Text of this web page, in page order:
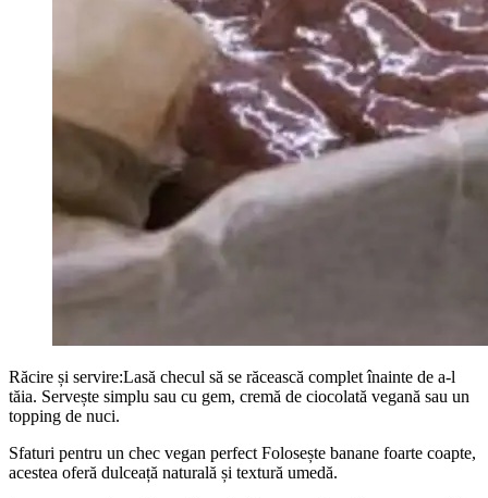
Răcire și servire:Lasă checul să se răcească complet înainte de a-l
tăia. Servește simplu sau cu gem, cremă de ciocolată vegană sau un
topping de nuci.
Sfaturi pentru un chec vegan perfect Folosește banane foarte coapte,
acestea oferă dulceață naturală și textură umedă.